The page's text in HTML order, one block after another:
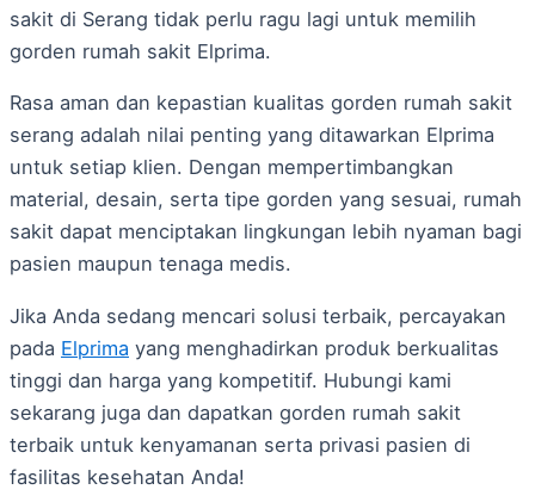
sakit di Serang tidak perlu ragu lagi untuk memilih
gorden rumah sakit Elprima.
Rasa aman dan kepastian kualitas gorden rumah sakit
serang adalah nilai penting yang ditawarkan Elprima
untuk setiap klien. Dengan mempertimbangkan
material, desain, serta tipe gorden yang sesuai, rumah
sakit dapat menciptakan lingkungan lebih nyaman bagi
pasien maupun tenaga medis.
Jika Anda sedang mencari solusi terbaik, percayakan
pada Elprima yang menghadirkan produk berkualitas
tinggi dan harga yang kompetitif. Hubungi kami
sekarang juga dan dapatkan gorden rumah sakit
terbaik untuk kenyamanan serta privasi pasien di
fasilitas kesehatan Anda!